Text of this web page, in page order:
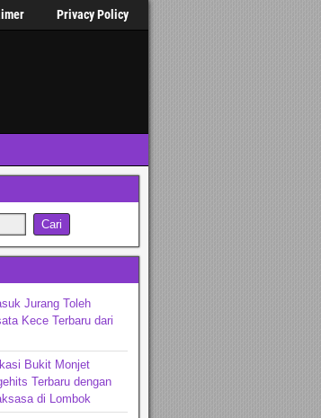
Privacy Policy
Jurang Toleh
Kece Terbaru dari
Bukit Monjet
Terbaru dengan
di Lombok